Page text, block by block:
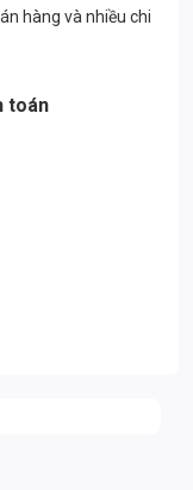
hàng và nhiều chi
toán